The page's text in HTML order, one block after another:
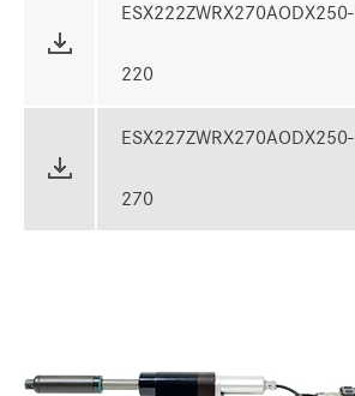
ESX222ZWRX270AODX250-
220
ESX227ZWRX270AODX250-
270